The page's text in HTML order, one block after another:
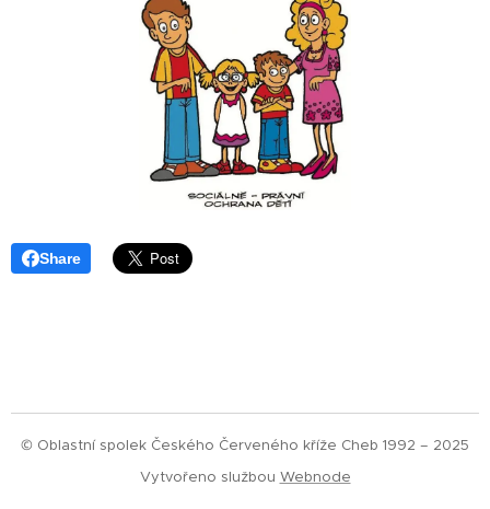
Share
© Oblastní spolek Českého Červeného kříže Cheb 1992 – 2025
Vytvořeno službou Webnode